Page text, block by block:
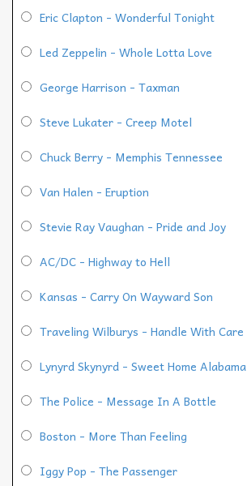
Eric Clapton - Wonderful Tonight
Led Zeppelin - Whole Lotta Love
George Harrison - Taxman
Steve Lukater - Creep Motel
Chuck Berry - Memphis Tennessee
Van Halen - Eruption
Stevie Ray Vaughan - Pride and Joy
AC/DC - Highway to Hell
Kansas - Carry On Wayward Son
Traveling Wilburys - Handle With Care
Lynyrd Skynyrd - Sweet Home Alabama
The Police - Message In A Bottle
Boston - More Than Feeling
Iggy Pop - The Passenger